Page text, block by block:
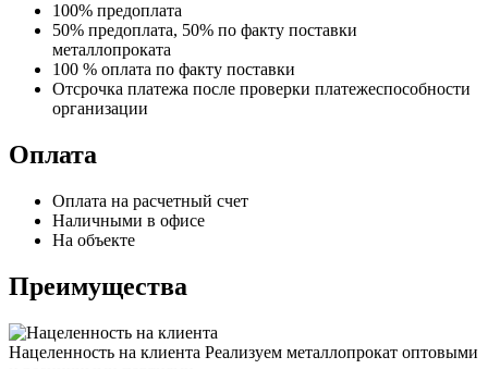
100% предоплата
50% предоплата, 50% по факту поставки
металлопроката
100 % оплата по факту поставки
Отсрочка платежа после проверки платежеспособности
организации
Оплата
Оплата на расчетный счет
Наличными в офисе
На объекте
Преимущества
Нацеленность на клиента Реализуем металлопрокат оптовыми